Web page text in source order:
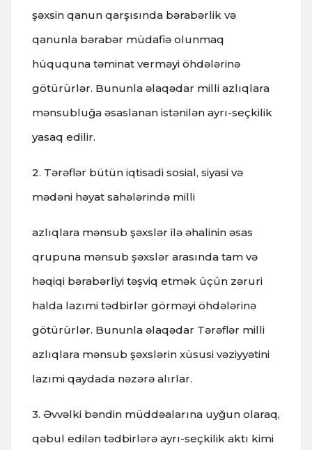
şəxsin qanun qarşısında bərabərlik və
qanunla bərabər müdafiə olunmaq
hüququna təminat verməyi öhdələrinə
götürürlər. Bununla əlaqədar milli azlıqlara
mənsubluğa əsaslanan istənilən ayrı-seçkilik
yasaq edilir.
2. Tərəflər bütün iqtisadi sosial, siyasi və
mədəni həyat sahələrində milli
azlıqlara mənsub şəxslər ilə əhalinin əsas
qrupuna mənsub şəxslər arasında tam və
həqiqi bərabərliyi təşviq etmək üçün zəruri
halda lazımi tədbirlər görməyi öhdələrinə
götürürlər. Bununla əlaqədar Tərəflər milli
azlıqlara mənsub şəxslərin xüsusi vəziyyətini
lazımi qaydada nəzərə alırlar.
3. Əvvəlki bəndin müddəalarına uyğun olaraq,
qəbul edilən tədbirlərə ayrı-seçkilik aktı kimi